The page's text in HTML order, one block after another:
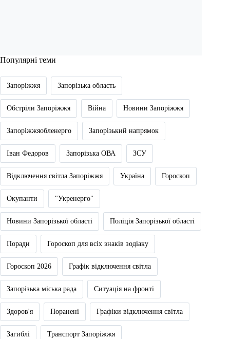
Популярні теми
Запоріжжя Запорізька область
Обстріли Запоріжжя Війна Новини Запоріжжя
Запоріжжяобленерго Запорізький напрямок
Іван Федоров Запорізька ОВА ЗСУ
Відключення світла Запоріжжя Україна Гороскоп
Окупанти "Укренерго"
Новини Запорізької області Поліція Запорізької області
Поради Гороскоп для всіх знаків зодіаку
Гороскоп 2026 Графік відключення світла
Запорізька міська рада Ситуація на фронті
Здоров'я Поранені Графіки відключення світла
Загиблі Транспорт Запоріжжя